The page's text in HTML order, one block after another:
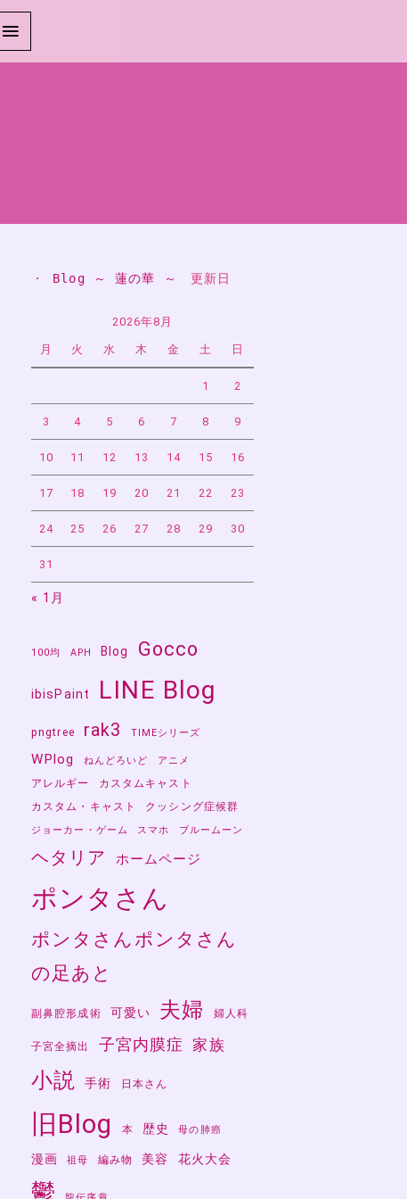
・ Blog ～ 蓮の華 ～ 更新日
2026年8月
月 火 水 木 金 土 日
1 2
3 4 5 6 7 8 9
10 11 12 13 14 15 16
17 18 19 20 21 22 23
24 25 26 27 28 29 30
31
« 1月
100均 APH Blog Gocco
ibisPaint LINE Blog
pngtree rak3 TIMEシリーズ
WPlog ねんどろいど アニメ
アレルギー
カスタムキャスト
カスタム・キャスト
クッシング症候群
ジョーカー・ゲーム スマホ ブルームーン
ヘタリア ホームページ
ポンタさん
ポンタさんポンタさん
の足あと
副鼻腔形成術 可愛い 夫婦 婦人科
子宮全摘出 子宮内膜症 家族
小説 手術 日本さん
旧Blog 本 歴史 母の肺癌
漫画 祖母 編み物 美容 花火大会
鬱